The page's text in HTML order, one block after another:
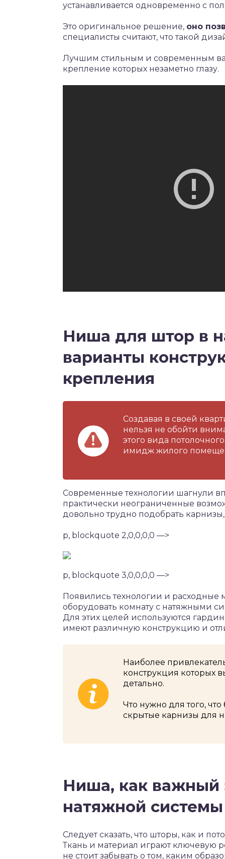
устанавливается одновременно с
Это оригинальное решение, оно
специалисты считают, что такой
Лучшим стильным и современным
крепление которых незаметно глазу.
Ниша для штор в
варианты
крепления
Создавая в своей
нельзя не обойти
этого вида
имидж жилого
Современные технологии шагнули
практически неограниченные
довольно трудно подобрать
p, blockquote 2,0,0,0,0 —>
p, blockquote 3,0,0,0,0 —>
Появились технологии и
оборудовать комнату с натяжными
Для этих целей используются
имеют различную конструкцию и
Наиболее
конструкция которых
детально.
Что нужно для того,
скрытые карнизы для
Ниша, как важный
натяжной системы
Следует сказать, что шторы, как и
Ткань и материал играют ключевую
не стоит забывать о том, каким